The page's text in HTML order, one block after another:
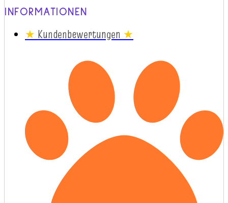
INFORMATIONEN
★ Kundenbewertungen ★